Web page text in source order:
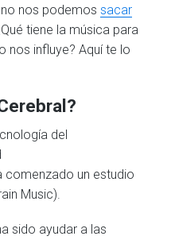
no nos podemossacar
tiene la música para
nos influye? Aquí te lo
del
comenzado un estudio
Music).
sido ayudar a las